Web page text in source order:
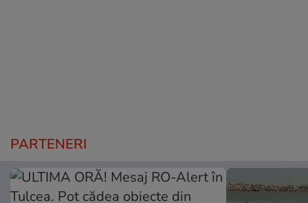
PARTENERI